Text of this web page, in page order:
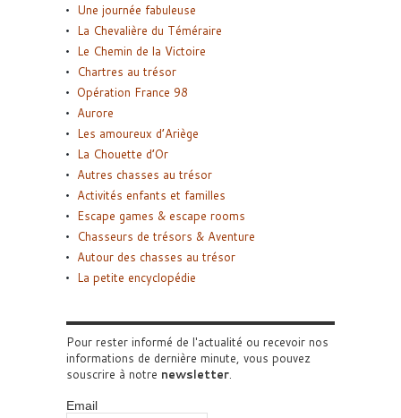
Une journée fabuleuse
La Chevalière du Téméraire
Le Chemin de la Victoire
Chartres au trésor
Opération France 98
Aurore
Les amoureux d’Ariège
La Chouette d’Or
Autres chasses au trésor
Activités enfants et familles
Escape games & escape rooms
Chasseurs de trésors & Aventure
Autour des chasses au trésor
La petite encyclopédie
Pour rester informé de l'actualité ou recevoir nos
informations de dernière minute, vous pouvez
souscrire à notre newsletter.
Email